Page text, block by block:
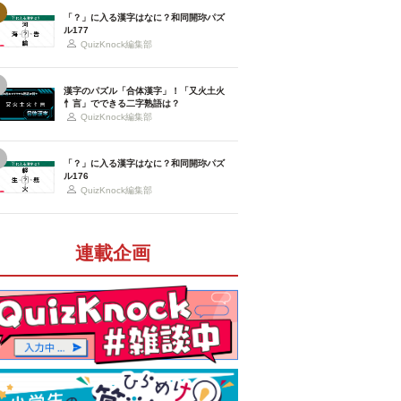
「？」に入る漢字はなに？和同開珎パズ
ル177
QuizKnock編集部
漢字のパズル「合体漢字」！「又火土火
忄言」でできる二字熟語は？
QuizKnock編集部
「？」に入る漢字はなに？和同開珎パズ
ル176
QuizKnock編集部
連載企画